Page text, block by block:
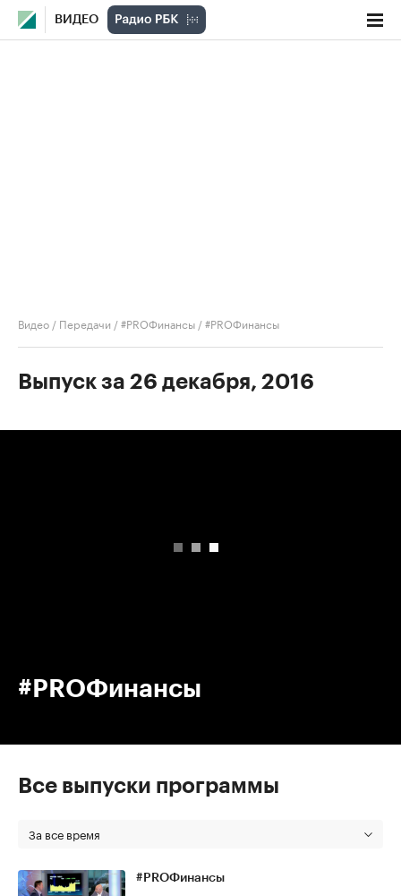
ВИДЕО
Видео / Передачи /#PROФинансы /#PROФинансы
Выпуск за 26 декабря, 2016
#PROФинансы
Все выпуски программы
За все время
#PROФинансы